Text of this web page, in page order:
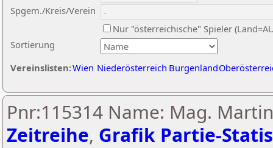
Sortierung
Spgem./Kreis/Verein
Nur "österreichische" Spieler
Vereinslisten:Wien Niederösterreich Burgenland
Pnr:115314 Name: Mag.
Zeitreihe, Grafik Partie-